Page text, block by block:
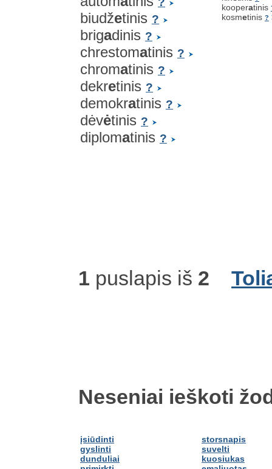
biudžetinis ?
brigadinis ?
chrestomatinis ?
chromatinis ?
dekretinis ?
demokratinis ?
dėvėtinis ?
diplomatinis ?
kooperatinis
kosmetinis ?
1 puslapis iš 2
Neseniai ieškoti
įsiūdinti
gyslinti
dunduliai
storsnapis
suvelti
kuosiukas